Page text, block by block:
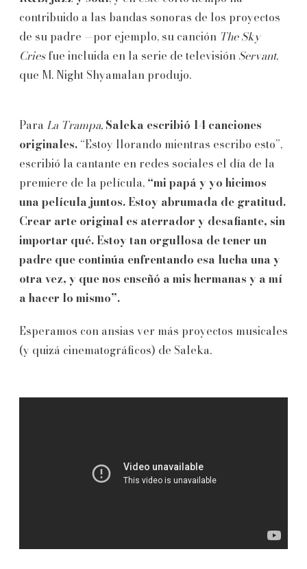
contribuido a las bandas sonoras de los proyectos
de su padre —por ejemplo, su canción The Sky
Criesfue incluida en la serie de televisión Servant,
que M. Night Shyamalan produjo.
Para La Trampa, Saleka escribió 14 canciones
originales. “Estoy llorando mientras escribo esto”,
escribió la cantante en redes sociales el día de la
premiere de la película, “mi papá y yo hicimos
una película juntos. Estoy abrumada de gratitud.
Crear arte original es aterrador y desafiante, sin
importar qué. Estoy tan orgullosa de tener un
padre que continúa enfrentando esa lucha una y
otra vez, y que nos enseñó a mis hermanas y a mí
a hacer lo mismo”.
Esperamos con ansias ver más proyectos musicales
(y quizá cinematográficos) de Saleka.